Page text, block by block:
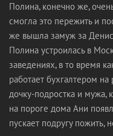
Полина, конечно же,
смогла это пережить и
же вышла замуж за
Полина устроилась в
заведениях, в то время
работает бухгалтером
дочку-подростка и мужа,
на пороге дома Ани
пускает подругу пожить,